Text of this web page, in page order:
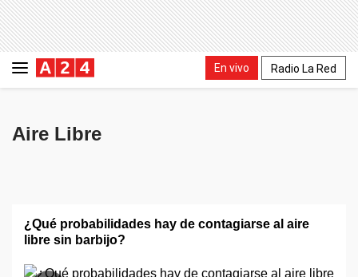
En vivo Radio La Red
Aire Libre
¿Qué probabilidades hay de contagiarse al aire
libre sin barbijo?